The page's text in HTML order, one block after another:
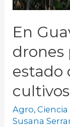
En
drones
estado
cultivos
Agro,
Susana